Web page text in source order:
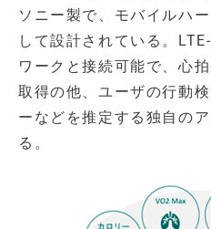
ソニー製で、モバイルハ
して設計されている。
ワークと接続可能で、心
取得の他、ユーザの行動
ーなどを推定する独自の
る。